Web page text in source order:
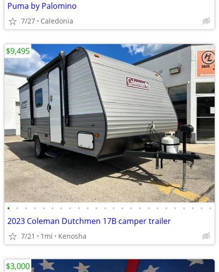
Puma by Palomino
7/27 Caledonia
• • • • • • • • • • • • • • • • • • • • • • • •
2023 Coleman Dutchmen 17B camper trailer
7/21 1mi Kenosha
$9,495
$3,000